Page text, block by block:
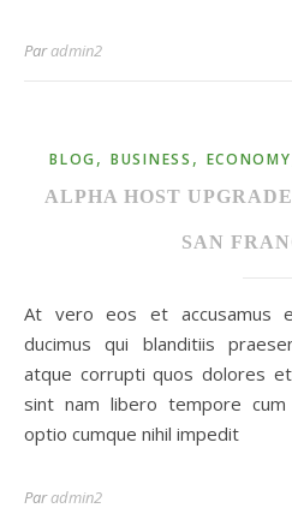
Paradmin2
BLOG ,BUSINESS , ECONOMY
ALPHA HOST
SAN
At vero eos et accusamus et iusto odio dignissimos
ducimus qui blanditiis
atque corrupti quos dolores
sint nam libero tempore
optio cumque nihil impedit
Paradmin2